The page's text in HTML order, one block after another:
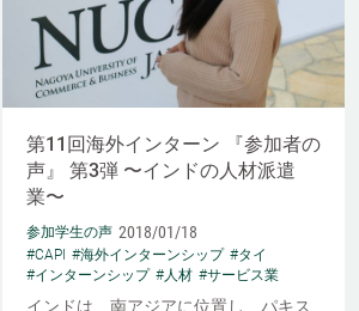
第11回海外インターン 『参加者の
声』 第3弾 〜インドの人材派遣
業〜
参加学生の声 2018/01/18
#CAPI #海外インターンシップ #タイ
#インターンシップ #人材 #サービス業
インドは、南アジアに位置し、パキス